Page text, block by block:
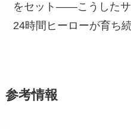
をセット——こうしたサ
24時間ヒーローが育ち
参考情報